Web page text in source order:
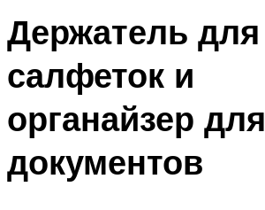
Держатель для
салфеток и
органайзер для
документов